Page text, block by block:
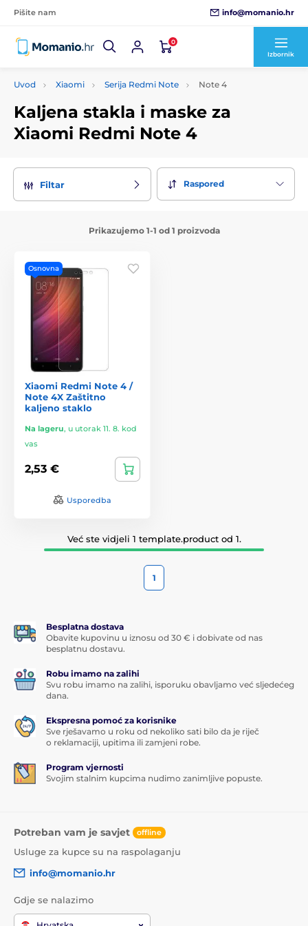
Pišite nam info@momanio.hr
0
Izbornik
Uvod Xiaomi Serija Redmi Note Note 4
Kaljena stakla i maske za
Xiaomi Redmi Note 4
Filtar Raspored
Prikazujemo 1-1 od 1 proizvoda
Osnovna
Xiaomi Redmi Note 4 /
Note 4X Zaštitno
kaljeno staklo
Na lageru, u utorak 11. 8. kod
vas
2,53 €
Usporedba
Već ste vidjeli 1 template.product od 1.
1
Besplatna dostava
Obavite kupovinu u iznosu od 30 € i dobivate od nas
besplatnu dostavu.
Robu imamo na zalihi
Svu robu imamo na zalihi, isporuku obavljamo već sljedećeg
dana.
Ekspresna pomoć za korisnike
Sve rješavamo u roku od nekoliko sati bilo da je riječ
o reklamaciji, upitima ili zamjeni robe.
Program vjernosti
Svojim stalnim kupcima nudimo zanimljive popuste.
Potreban vam je savjet offline
Usluge za kupce su na raspolaganju
info@momanio.hr
Gdje se nalazimo